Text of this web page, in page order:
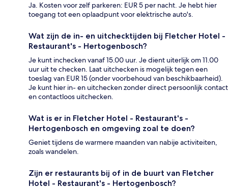
Ja. Kosten voor zelf parkeren: EUR 5 per nacht. Je hebt hier
toegang tot een oplaadpunt voor elektrische auto's.
Wat zijn de in- en uitchecktijden bij Fletcher Hotel -
Restaurant's - Hertogenbosch?
Je kunt inchecken vanaf 15.00 uur. Je dient uiterlijk om 11.00
uur uit te checken. Laat uitchecken is mogelijk tegen een
toeslag van EUR 15 (onder voorbehoud van beschikbaarheid).
Je kunt hier in- en uitchecken zonder direct persoonlijk contact
en contactloos uitchecken.
Wat is er in Fletcher Hotel - Restaurant's -
Hertogenbosch en omgeving zoal te doen?
Geniet tijdens de warmere maanden van nabije activiteiten,
zoals wandelen.
Zijn er restaurants bij of in de buurt van Fletcher
Hotel - Restaurant's - Hertogenbosch?